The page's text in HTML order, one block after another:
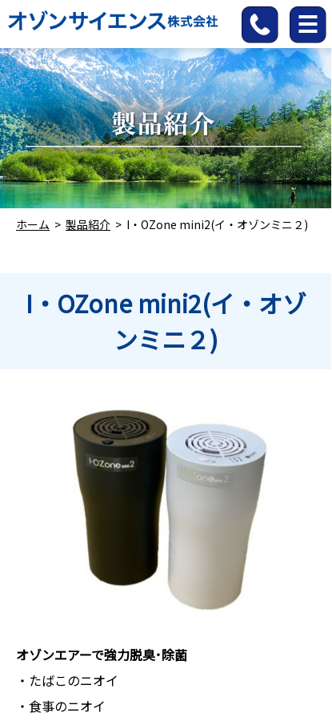
ホーム > 製品紹介 > I・OZone mini2(イ・オゾンミニ２)
I・OZone mini2(イ・オゾ
ンミニ２)
オゾンエアーで強力脱臭･除菌
・たばこのニオイ
・食事のニオイ